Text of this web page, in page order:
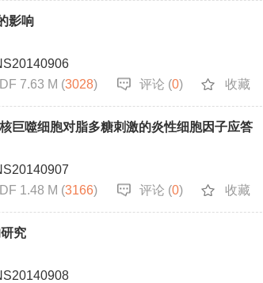
影响
7.63 M (3028) 评论 (0) 收藏
巨噬细胞对脂多糖刺激的炎性细胞因子应答
1.48 M (3166) 评论 (0) 收藏
究